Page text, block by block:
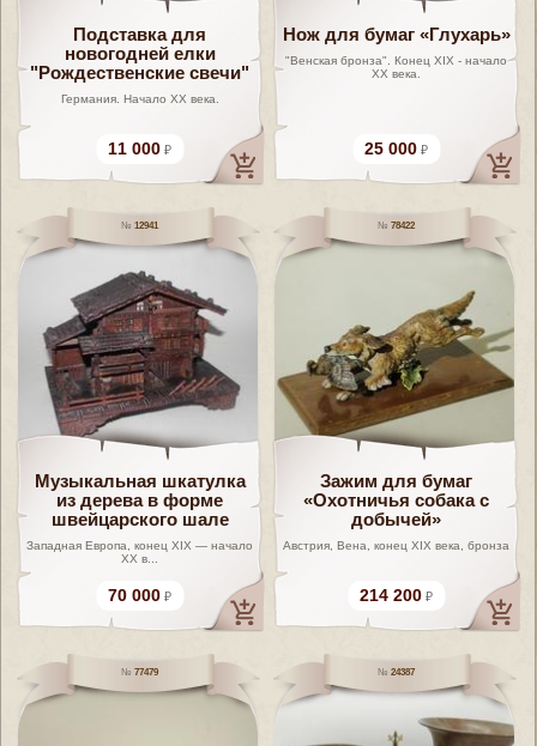
Подставка для
новогодней елки
"Рождественские свечи"
Германия. Начало ХХ века.
11 000
Нож для бумаг «Глухарь»
"Венская бронза". Конец XIX - начало
ХХ века.
25 000
12941
Музыкальная шкатулка
из дерева в форме
швейцарского шале
Западная Европа, конец XIX — начало
XX в...
70 000
78422
Зажим для бумаг
«Охотничья собака с
добычей»
Австрия, Вена, конец XIX века, бронза
214 200
77479 24387